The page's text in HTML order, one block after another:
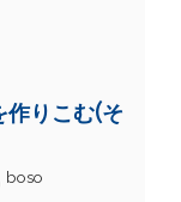
作りこむ(そ
boso